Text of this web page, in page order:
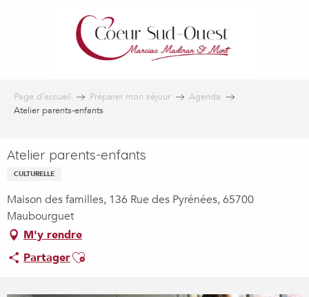
Page d’accueil Préparer mon séjour
Agenda
Atelier parents-enfants
Atelier parents-enfants
CULTURELLE
Maison des familles, 136 Rue des Pyrénées, 65700
Maubourguet
M'y rendre
PartagerAjouter aux favoris